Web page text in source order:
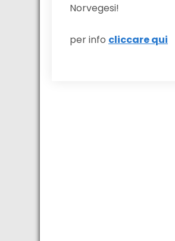
Norvegesi!
per info cliccare qui